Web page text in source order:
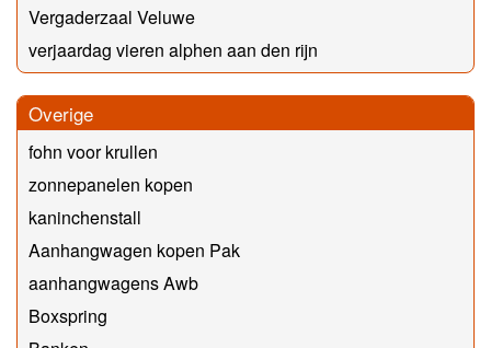
Vergaderzaal Veluwe
verjaardag vieren alphen aan den rijn
Overige
fohn voor krullen
zonnepanelen kopen
kaninchenstall
Aanhangwagen kopen Pak
aanhangwagens Awb
Boxspring